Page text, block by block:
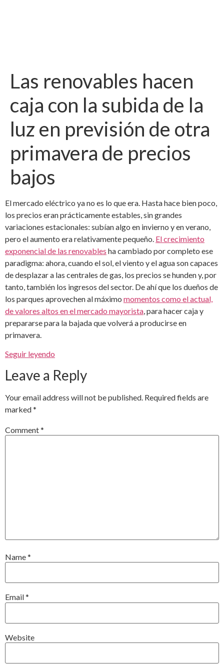
Las renovables hacen
caja con la subida de la
luz en previsión de otra
primavera de precios
bajos
El mercado eléctrico ya no es lo que era. Hasta hace bien poco,
los precios eran prácticamente estables, sin grandes
variaciones estacionales: subían algo en invierno y en verano,
pero el aumento era relativamente pequeño. El crecimiento
exponencial de las renovables ha cambiado por completo ese
paradigma: ahora, cuando el sol, el viento y el agua son capaces
de desplazar a las centrales de gas, los precios se hunden y, por
tanto, también los ingresos del sector. De ahí que los dueños de
los parques aprovechen al máximo momentos como el actual,
de valores altos en el mercado mayorista , para hacer caja y
prepararse para la bajada que volverá a producirse en
primavera.
Seguir leyendo
Leave a Reply
Your email address will not be published. Required fields are
marked*
Comment*
Name*
Email*
Website